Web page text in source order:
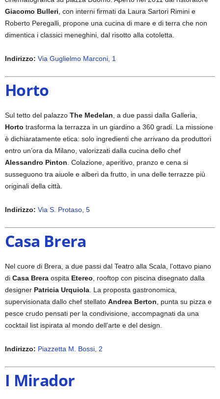
Giacomo Bulleri , con interni firmati da Laura Sartori Rimini e
Roberto Peregalli, propone una cucina di mare e di terra che non
dimentica i classici meneghini, dal risotto alla cotoletta.
Indirizzo: Via Guglielmo Marconi, 1
Horto
Sul tetto del palazzo The Medelan , a due passi dalla Galleria,
Horto trasforma la terrazza in un giardino a 360 gradi. La missione
è dichiaratamente etica: solo ingredienti che arrivano da produttori
entro un’ora da Milano, valorizzati dalla cucina dello chef
Alessandro Pinton . Colazione, aperitivo, pranzo e cena si
susseguono tra aiuole e alberi da frutto, in una delle terrazze più
originali della città.
Indirizzo: Via S. Protaso, 5
Casa Brera
Nel cuore di Brera, a due passi dal Teatro alla Scala, l’ottavo piano
di Casa Brera ospita Etereo , rooftop con piscina disegnato dalla
designer Patricia Urquiola . La proposta gastronomica,
supervisionata dallo chef stellato Andrea Berton , punta su pizza e
pesce crudo pensati per la condivisione, accompagnati da una
cocktail list ispirata al mondo dell’arte e del design.
Indirizzo: Piazzetta M. Bossi, 2
I Mirador